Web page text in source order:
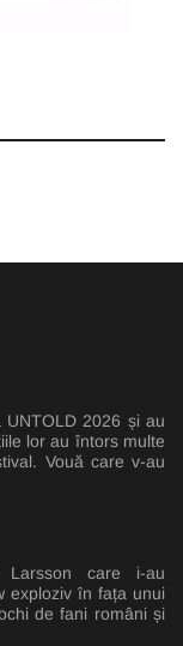
2026 și au
lor au întors multe
Vouă care v-au
Larsson care i-au
exploziv în fața unui
de fani români și